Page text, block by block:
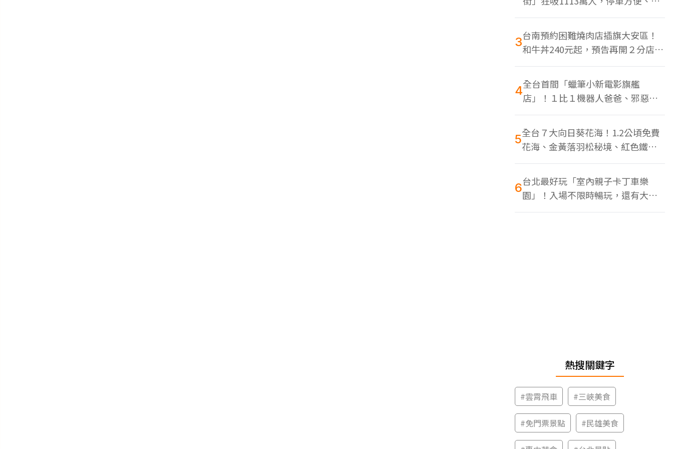
色美食多
3台南預約困難燒肉店插旗大安區！
和牛丼240元起，預告再開２分店、
地點曝光
4全台首間「蠟筆小新電影旗艦
店」！１比１機器人爸爸、邪惡正
男，百款周邊買翻
5全台７大向日葵花海！1.2公頃免費
花海、金黃落羽松秘境、紅色鐵橋
同框
6台北最好玩「室內親子卡丁車樂
園」！入場不限時暢玩，還有大螢
幕Switch遊戲區
熱搜關鍵字
#雲霄飛車 #三峽美食
#免門票景點 #民雄美食